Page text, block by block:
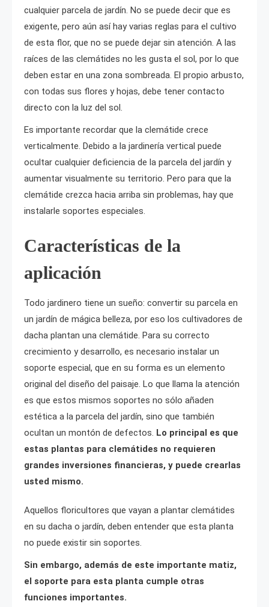
cualquier parcela de jardín. No se puede decir que es
exigente, pero aún así hay varias reglas para el cultivo
de esta flor, que no se puede dejar sin atención. A las
raíces de las clemátides no les gusta el sol, por lo que
deben estar en una zona sombreada. El propio arbusto,
con todas sus flores y hojas, debe tener contacto
directo con la luz del sol.
Es importante recordar que la clemátide crece
verticalmente. Debido a la jardinería vertical puede
ocultar cualquier deficiencia de la parcela del jardín y
aumentar visualmente su territorio. Pero para que la
clemátide crezca hacia arriba sin problemas, hay que
instalarle soportes especiales.
Características de la
aplicación
Todo jardinero tiene un sueño: convertir su parcela en
un jardín de mágica belleza, por eso los cultivadores de
dacha plantan una clemátide. Para su correcto
crecimiento y desarrollo, es necesario instalar un
soporte especial, que en su forma es un elemento
original del diseño del paisaje. Lo que llama la atención
es que estos mismos soportes no sólo añaden
estética a la parcela del jardín, sino que también
ocultan un montón de defectos. Lo principal es que
estas plantas para clemátides no requieren
grandes inversiones financieras, y puede crearlas
usted mismo.
Aquellos floricultores que vayan a plantar clemátides
en su dacha o jardín, deben entender que esta planta
no puede existir sin soportes.
Sin embargo, además de este importante matiz,
el soporte para esta planta cumple otras
funciones importantes.